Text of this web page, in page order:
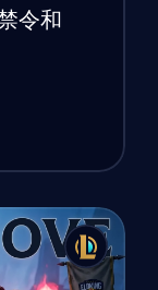
令和